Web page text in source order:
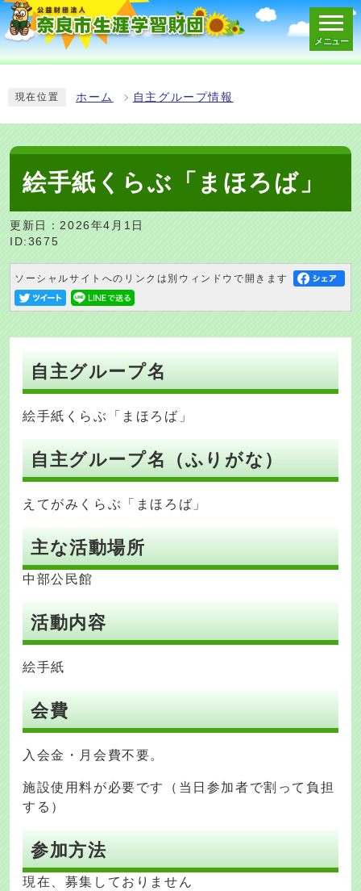
メニュー
現在位置 ホーム 自主グループ情報
絵手紙くらぶ「まほろば」
更新日：2026年4月1日
ID:3675
ソーシャルサイトへのリンクは別ウィンドウで開きます
自主グループ名
絵手紙くらぶ「まほろば」
自主グループ名（ふりがな）
えてがみくらぶ「まほろば」
主な活動場所
中部公民館
活動内容
絵手紙
会費
入会金・月会費不要。
施設使用料が必要です（当日参加者で割って負担
する）
参加方法
現在、募集しておりません